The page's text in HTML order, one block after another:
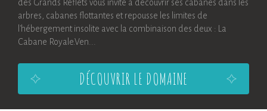
des Grands Reflets vous invite à découvrir ses cabanes dans les
arbres, cabanes flottantes et repousse les limites de
l'hébergement insolite avec la combinaison des deux : La
Cabane Royale.Ven...
DÉCOUVRIR LE DOMAINE